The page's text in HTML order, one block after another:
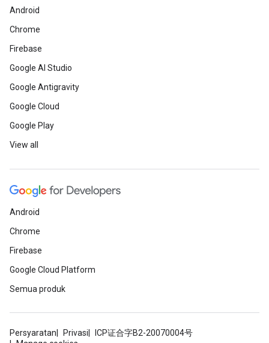
Android
Chrome
Firebase
Google AI Studio
Google Antigravity
Google Cloud
Google Play
View all
Android
Chrome
Firebase
Google Cloud Platform
Semua produk
Persyaratan Privasi
ICP证合字B2-20070004号